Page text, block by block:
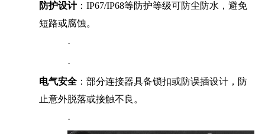
防护设计：IP67/IP68等防护等级可防尘防水，避免
短路或腐蚀。
·
·
电气安全：部分连接器具备锁扣或防误插设计，防
止意外脱落或接触不良。
·